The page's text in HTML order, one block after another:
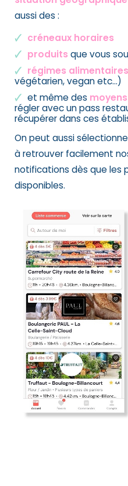
aussi des :
créneaux horaires
produits que vous
régimes
végétarien, vegan etc…)
et même des
régler avec un pass
récupérer dans ces
On peut aussi
à retrouver facilement
notifications dès que les
disponibles.